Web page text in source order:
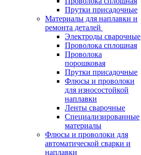
Прутки присадочные
Материалы для наплавки и
ремонта деталей
Электроды сварочные
Проволока сплошная
Проволока
порошковая
Прутки присадочные
Флюсы и проволоки
для износостойкой
наплавки
Ленты сварочные
Специализированные
материалы
Флюсы и проволоки для
автоматической сварки и
наплавки